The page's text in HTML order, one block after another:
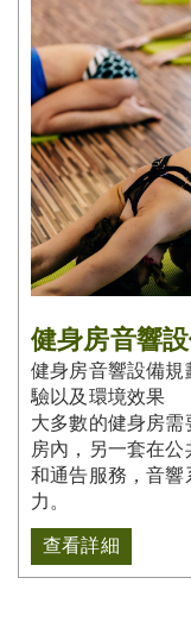
健身房音響
健身房音響設備
驗以及環境效果
大多數的健身房
房內，另一套在
和通告服務，音
力。
查看詳細